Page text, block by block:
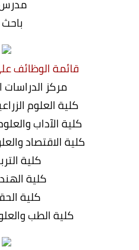
مدرس
باحث
قائمة الوظائف
مركز الدراسات
كلية العلوم
كلية الآداب
كلية الاقتصاد
كلية
كلية
كلية
كلية الطب